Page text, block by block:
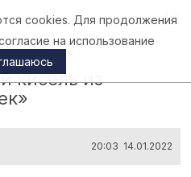
Афины
кисель из
20:03 14.01.2022
cookies. Для продолжения
на использование